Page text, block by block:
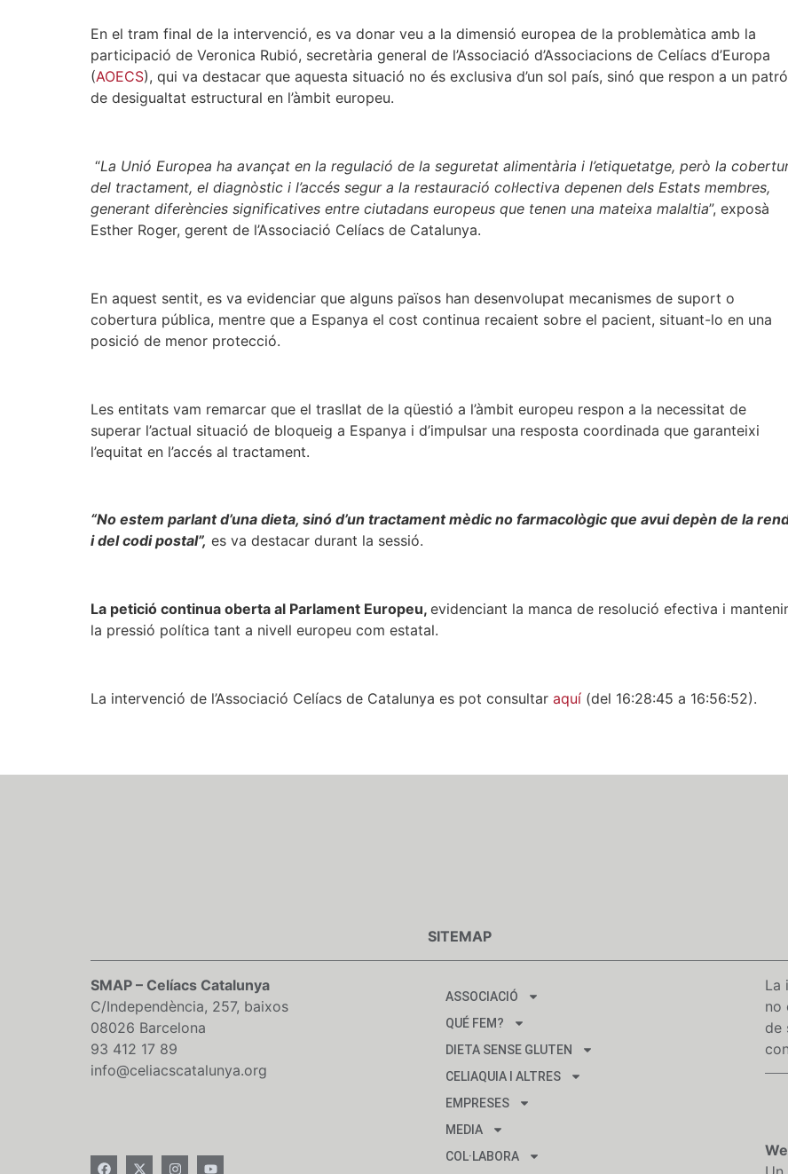
En el tram final de la intervenció, es va donar veu a la dimensió europea de la problemàtica amb la
participació de Veronica Rubió, secretària general de l’Associació d’Associacions de Celíacs d’Europa
(AOECS), qui va destacar que aquesta situació no és exclusiva d’un sol país, sinó que respon a un patró
de desigualtat estructural en l’àmbit europeu.
“La Unió Europea ha avançat en la regulació de la seguretat alimentària i l’etiquetatge, però la
del tractament, el diagnòstic i l’accés segur a la restauració col·lectiva depenen dels Estats membres,
generant diferències significatives entre ciutadans europeus que tenen una mateixa malaltia”, exposà
Esther Roger, gerent de l’Associació Celíacs de Catalunya.
En aquest sentit, es va evidenciar que alguns països han desenvolupat mecanismes de suport o
cobertura pública, mentre que a Espanya el cost continua recaient sobre el pacient, situant-lo en una
posició de menor protecció.
Les entitats vam remarcar que el trasllat de la qüestió a l’àmbit europeu respon a la necessitat de
superar l’actual situació de bloqueig a Espanya i d’impulsar una resposta coordinada que garanteixi
l’equitat en l’accés al tractament.
“No estem parlant d’una dieta, sinó d’un tractament mèdic no farmacològic que avui depèn de la
i del codi postal”, es va destacar durant la sessió.
La petició continua oberta al Parlament Europeu, evidenciant la manca de resolució efectiva i
la pressió política tant a nivell europeu com estatal.
La intervenció de l’Associació Celíacs de Catalunya es pot consultar aquí (del 16:28:45 a 16:56:52).
SMAP – Celíacs Catalunya
C/Independència, 257, baixos
08026 Barcelona
93 412 17 89
info@celiacscatalunya.org
SITEMAP
ASSOCIACIÓ
QUÉ FEM?
DIETA SENSE GLUTEN
CELIAQUIA I ALTRES
EMPRESES
MEDIA
COL·LABORA
La
no
de